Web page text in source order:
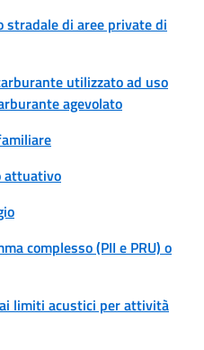
stradale di aree private di
utilizzato ad uso
agevolato
attuativo
complesso (PII e PRU) o
limiti acustici per attività